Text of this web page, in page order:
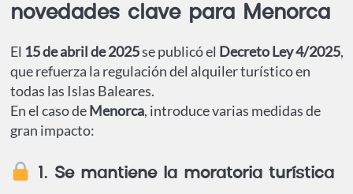
novedades clave para Menorca
El 15 de abril de 2025se publicó el Decreto Ley 4/2025,
que refuerza la regulación del alquiler turístico en
todas las Islas Baleares.
En el caso deMenorca, introduce varias medidas de
gran impacto:
1. Se mantiene la moratoria turística